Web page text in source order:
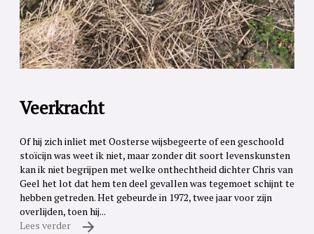
Veerkracht
Of hij zich inliet met Oosterse wijsbegeerte of een geschoold
stoïcijn was weet ik niet, maar zonder dit soort levenskunsten
kan ik niet begrijpen met welke onthechtheid dichter Chris van
Geel het lot dat hem ten deel gevallen was tegemoet schijnt te
hebben getreden. Het gebeurde in 1972, twee jaar voor zijn
overlijden, toen hij...
Lees verder